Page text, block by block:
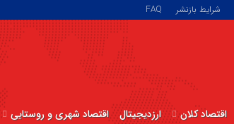
شرایط بازنشر FAQ
اقتصاد کلان ارزدیجیتال اقتصاد شهری و روستایی